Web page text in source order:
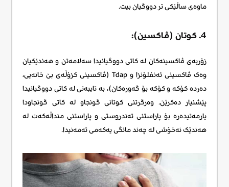
ماوەی ساڵێکی تر دووگیان بیت.
4. کوتان (ڤاکسین):
زۆربەی ڤاکسینەکان لە کاتی دووگیانیدا سەلامەتن و هەندێکیان
وەک ڤاکسینی ئەنفلۆنزا و Tdap (ڤاکسینی کزۆڵەی بێ خانەیی،
دەردە کۆکە و کۆکە بۆ گەورەکان)، بە تایبەتی لە کاتی دووگیانیدا
پێشنیار دەکرێن. وەرگرتنی کوتانی گونجاو لە کاتی گونجاودا
یارمەتیدەرە بۆ پاراستنی تەندروستی و پاراستنی منداڵەکەت لە
هەندێک نەخۆشی لە چەند مانگی یەکەمی تەمەنیدا.